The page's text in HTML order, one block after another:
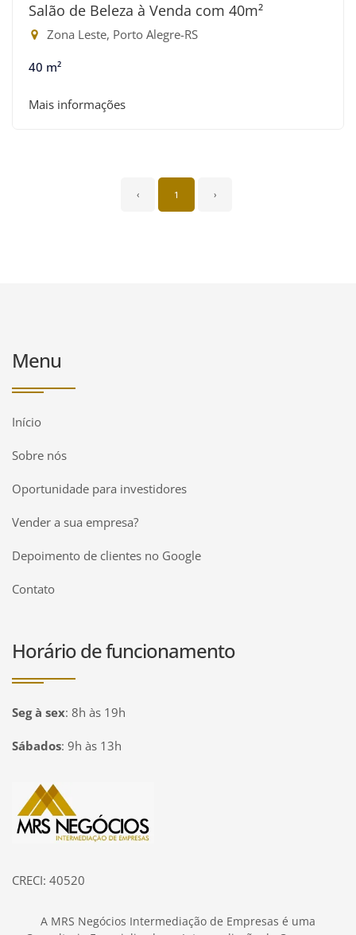
Salão de Beleza à Venda com 40m²
Zona Leste, Porto Alegre-RS
40 m²
Mais informações
‹ 1 ›
Menu
Início
Sobre nós
Oportunidade para investidores
Vender a sua empresa?
Depoimento de clientes no Google
Contato
Horário de funcionamento
Seg à sex: 8h às 19h
Sábados: 9h às 13h
Página inicial
CRECI: 40520
A MRS Negócios Intermediação de Empresas é uma